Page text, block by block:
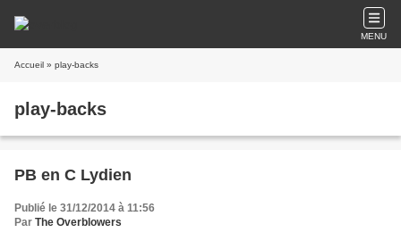
MENU
Accueil » play-backs
play-backs
PB en C Lydien
Publié le 31/12/2014 à 11:56
Par The Overblowers